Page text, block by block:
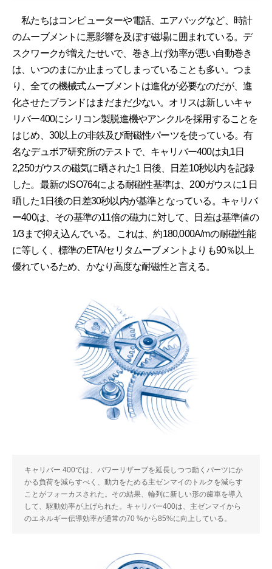
私たちはコンピューターや電話、エアバッグなど、時計
のムーブメントに悪影響を及ぼす磁場に囲まれている。デ
スクワークが増えたせいで、巻き上げ効率が悪い自動巻き
は、いつのまにか止まってしまっていることも多い。つま
り、全ての機械式ムーブメントは進化が必要なのだが、進
化させたブランドはまだまだ少ない。オリスは新しいキャ
リバー400にシリコン製脱進機やアンクルを採用することを
はじめ、30以上の非鉄及び耐磁性パーツを使っている。有
名なデュボア研究所のテストで、キャリバー400は丸1日
2,250ガウスの磁気に晒された1 日後、日差10秒以内を記録
した。最新のISO764による耐磁性基準は、200ガウスに1 日
晒した1日後の日差30秒以内が基準となっている。キャリバ
ー400は、その基準の11倍の磁力に対して、日差は基準値の
1/3まで抑え込んでいる。これは、約180,000A/mの耐磁性能
に等しく、標準のETA/セリタムーブメントよりも90％以上
優れているため、かなり高度な耐磁性と言える。
キャリバー 400では、パワーリザーブを延長しつつ動くパーツにか
かる負荷を減らすべく、動力をためる主ゼンマイのトルクを減らす
ことがフォーカスされた。その結果、輪列に新しい形の歯車を導入
して、駆動効率が上げられた。キャリバー400は、主ゼンマイから
のエネルギー伝導効率が通常の70 %から85%に向上している。